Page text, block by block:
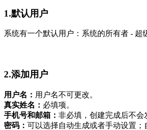
1.默认用户
系统有一个默认用户：系统的所有者 - 超
2.添加用户
用户名： 用户名不可更改。
真实姓名： 必填项。
手机号和邮箱： 非必填，创建完成后不会
密码： 可以选择自动生成或者手动设置